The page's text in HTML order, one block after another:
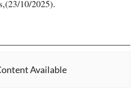
10/2025).
Available